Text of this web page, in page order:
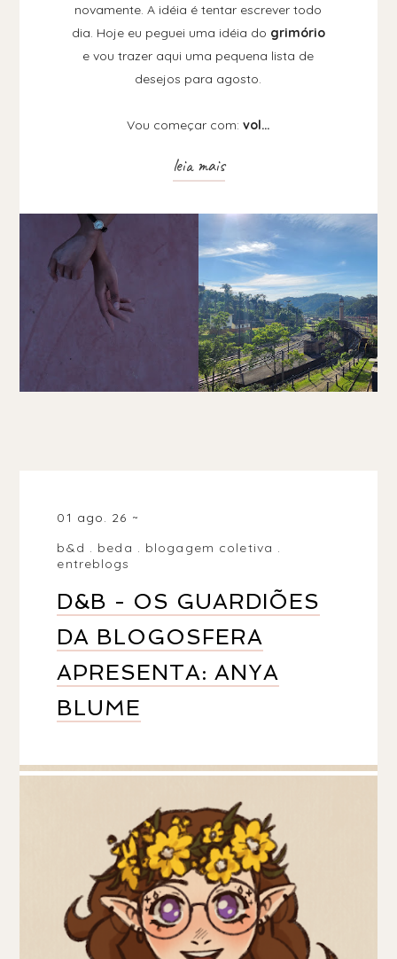
novamente. A idéia é tentar escrever todo
dia. Hoje eu peguei uma idéia do grimório
e vou trazer aqui uma pequena lista de
desejos para agosto.
Vou começar com: vol…
leia mais
01 ago. 26
b&d . beda . blogagem coletiva .
entreblogs
D&B - OS GUARDIÕES
DA BLOGOSFERA
APRESENTA: ANYA
BLUME